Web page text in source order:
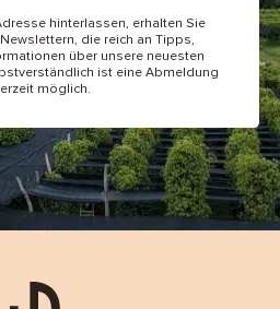
hinterlassen, erhalten Sie
die reich an Tipps,
über unsere neuesten
ist eine Abmeldung
möglich.